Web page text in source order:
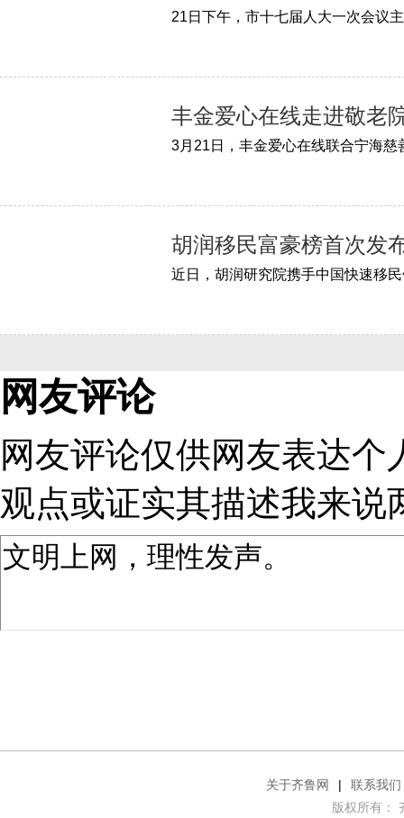
丰金爱心在线走进敬老
胡润移民富豪榜首次发
网友评论
网友评论仅供网友表达
观点或证实其描述我来说
关于齐鲁网 |
联系我们
版权所有：